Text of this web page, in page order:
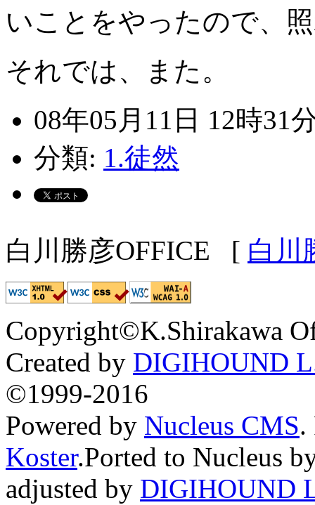
いことをやったので、
それでは、また。
08年05月11日 12時31
分類: 1.徒然
白川勝彦OFFICE [ 白川
Copyright©K.Shirakawa
Created by DIGIHOUND
©1999-2016
Powered by Nucleus CMS.
Koster.Ported to Nucleus
adjusted by DIGIHOUND